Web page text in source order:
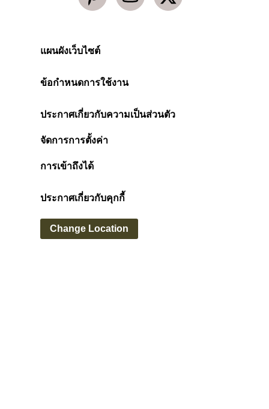
แผนผังเว็บไซต์
ข้อกำหนดการใช้งาน
ประกาศเกี่ยวกับความเป็นส่วนตัว
จัดการการตั้งค่า
การเข้าถึงได้
ประกาศเกี่ยวกับคุกกี้
Change Location